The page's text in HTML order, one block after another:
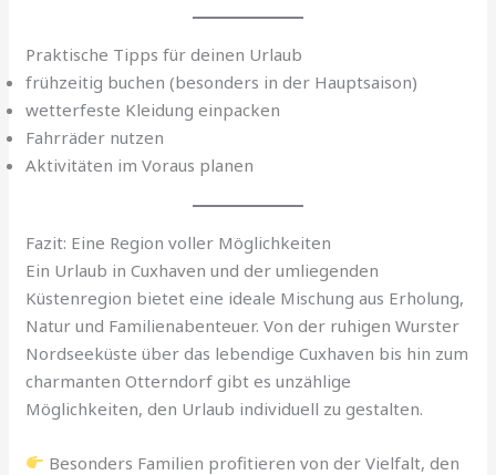
Praktische Tipps für deinen Urlaub
frühzeitig buchen (besonders in der Hauptsaison)
wetterfeste Kleidung einpacken
Fahrräder nutzen
Aktivitäten im Voraus planen
Fazit: Eine Region voller Möglichkeiten
Ein Urlaub in Cuxhaven und der umliegenden
Küstenregion bietet eine ideale Mischung aus Erholung,
Natur und Familienabenteuer. Von der ruhigen Wurster
Nordseeküste über das lebendige Cuxhaven bis hin zum
charmanten Otterndorf gibt es unzählige
Möglichkeiten, den Urlaub individuell zu gestalten.
Besonders Familien profitieren von der Vielfalt, den